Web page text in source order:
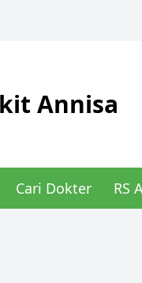
Annisa
Cari Dokter RS